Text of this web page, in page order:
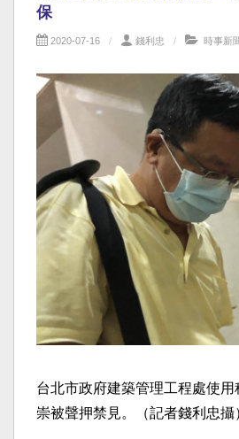
保
2020-07-16 錢利忠 時事新
台北市政府建築管理工程處使
崇被聲押禁見。（記者錢利忠攝